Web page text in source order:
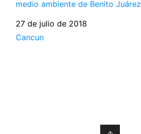
medio ambiente de Benito Juárez
Fecha
27 de julio de 2018
Respecto a
Cancun